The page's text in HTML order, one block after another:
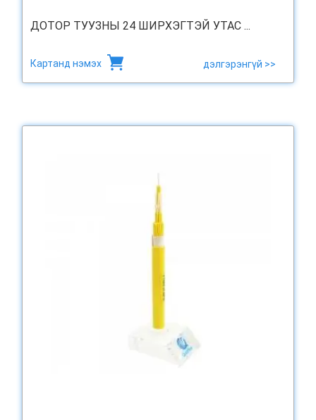
ДОТОР ТУУЗНЫ 24 ШИРХЭГТЭЙ УТАС ...
Картанд нэмэх дэлгэрэнгүй >>